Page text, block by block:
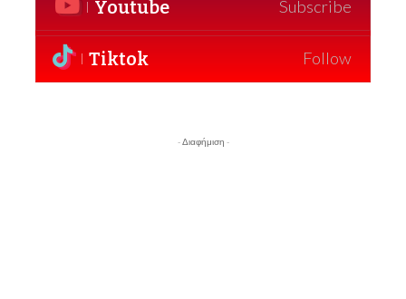
Youtube Subscribe
Tiktok Follow
- Διαφήμιση -